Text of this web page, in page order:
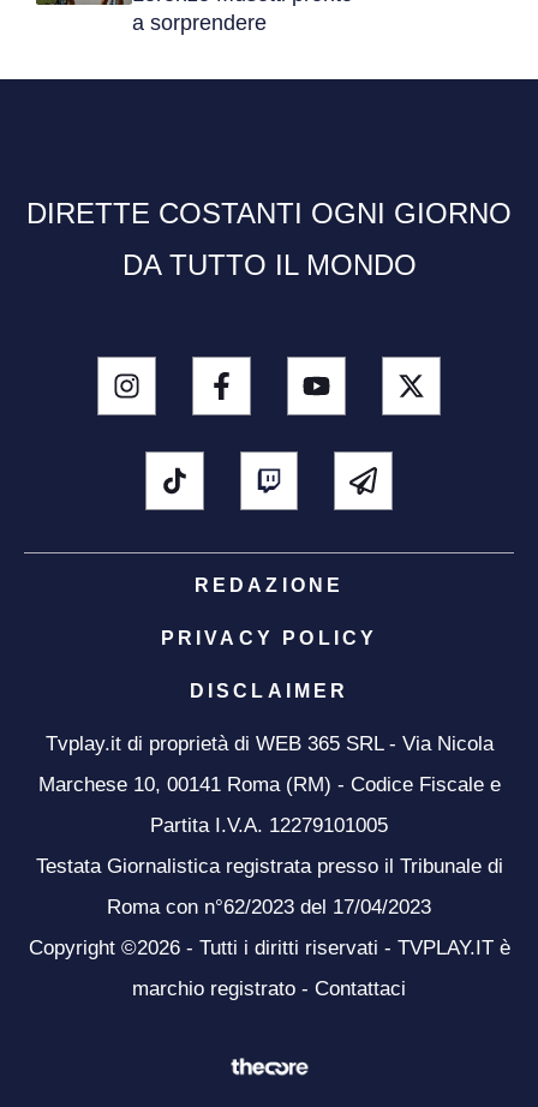
a sorprendere
DIRETTE COSTANTI OGNI GIORNO
DA TUTTO IL MONDO
REDAZIONE
PRIVACY POLICY
DISCLAIMER
Tvplay.it di proprietà di WEB 365 SRL - Via Nicola
Marchese 10, 00141 Roma (RM) - Codice Fiscale e
Partita I.V.A. 12279101005
Testata Giornalistica registrata presso il Tribunale di
Roma con n°62/2023 del 17/04/2023
Copyright ©2026 - Tutti i diritti riservati - TVPLAY.IT è
marchio registrato - Contattaci